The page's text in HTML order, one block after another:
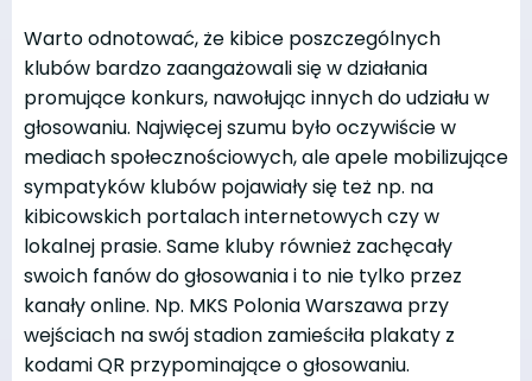
Warto odnotować, że kibice poszczególnych
klubów bardzo zaangażowali się w działania
promujące konkurs, nawołując innych do udziału w
głosowaniu. Najwięcej szumu było oczywiście w
mediach społecznościowych, ale apele mobilizujące
sympatyków klubów pojawiały się też np. na
kibicowskich portalach internetowych czy w
lokalnej prasie. Same kluby również zachęcały
swoich fanów do głosowania i to nie tylko przez
kanały online. Np. MKS Polonia Warszawa przy
wejściach na swój stadion zamieściła plakaty z
kodami QR przypominające o głosowaniu.